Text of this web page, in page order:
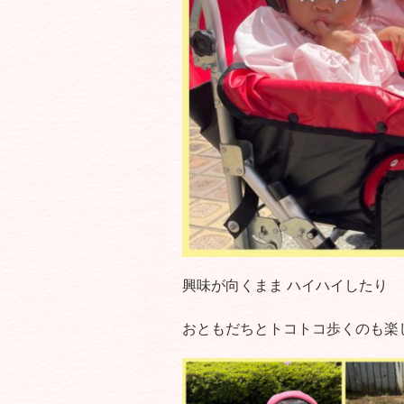
興味が向くまま ハイハイしたり
おともだちとトコトコ歩くのも楽